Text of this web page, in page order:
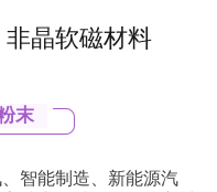
非晶软磁材料
末
智能制造、新能源汽